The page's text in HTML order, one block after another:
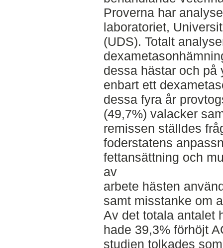
Proverna har
laboratoriet,
(UDS). Totalt
dessa hästar och på
enbart ett
dessa fyra år
(49,7%) valacker
remissen ställdes
foderstatens
fettansättning och
av
arbete hästen
samt misstanke om
Av det totala antalet
hade 39,3% förhöjt
studien tolkades